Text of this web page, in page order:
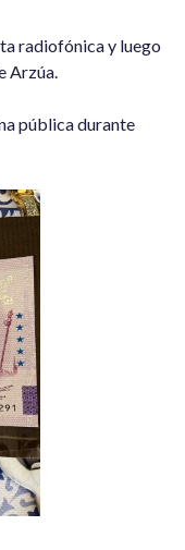
radiofónica y luego
Arzúa.
pública durante